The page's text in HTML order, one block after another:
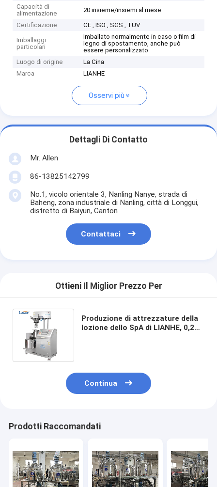
Capacità di
alimentazione
20 insieme/insiemi al mese
Certificazione CE , ISO , SGS , TUV
Imballaggi
particolari
Imballato normalmente in caso o film di
legno di spostamento, anche può
essere personalizzato
Luogo di origine
La Cina
Marca
LIANHE
Osservi più
Dettagli Di Contatto
Mr. Allen
86-13825142799
No.1, vicolo orientale 3, Nanling Nanye, strada di
Baheng, zona industriale di Nanling, città di Longgui,
distretto di Baiyun, Canton
Contattaci
Ottieni Il Miglior Prezzo Per
Produzione di attrezzature della
lozione dello SpA di LIANHE, 0,2
Continua
Prodotti Raccomandati